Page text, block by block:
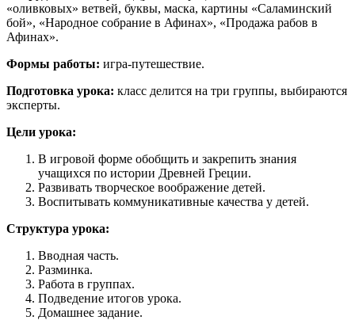
«оливковых» ветвей, буквы, маска, картины «Саламинский
бой», «Народное собрание в Афинах», «Продажа рабов в
Афинах».
Формы работы: игра-путешествие.
Подготовка урока: класс делится на три группы, выбираются
эксперты.
Цели урока:
В игровой форме обобщить и закрепить знания
учащихся по истории Древней Греции.
Развивать творческое воображение детей.
Воспитывать коммуникативные качества у детей.
Структура урока:
Вводная часть.
Разминка.
Работа в группах.
Подведение итогов урока.
Домашнее задание.